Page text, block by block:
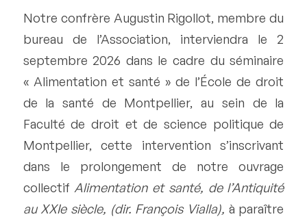
Notre confrère Augustin Rigollot, membre du
bureau de l’Association, interviendra le 2
septembre 2026 dans le cadre du séminaire
« Alimentation et santé » de l’École de droit
de la santé de Montpellier, au sein de la
Faculté de droit et de science politique de
Montpellier, cette intervention s’inscrivant
dans le prolongement de notre ouvrage
collectif Alimentation et santé, de l’Antiquité
au XXIe siècle, (dir. François Vialla), à paraître